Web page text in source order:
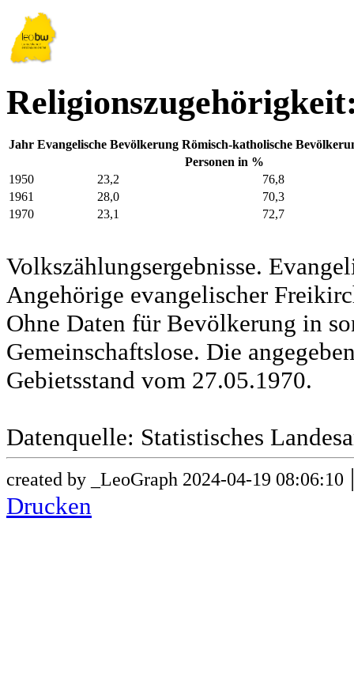
Jahr Evangelische Bevölkerung Römisch-katholische
Personen in %
1950
23,2
76,8
1961
28,0
70,3
1970
23,1 72,7
Volkszählungsergebnisse.
Angehörige evangelischer
Ohne Daten für Bevölkerung in
Gemeinschaftslose. Die
Gebietsstand vom 27.05.1970.
Datenquelle: Statistisches
created by _LeoGraph 2024-04-19 08:06:10
Drucken